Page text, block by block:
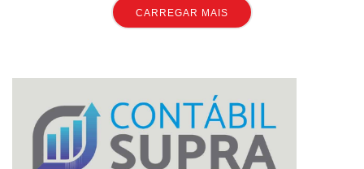
CARREGAR MAIS